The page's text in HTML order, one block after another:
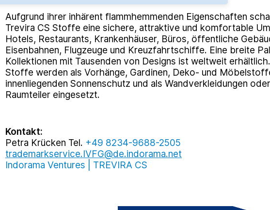
Aufgrund ihrer inhärent flammhemmenden Eigenschaften
Trevira CS Stoffe eine sichere, attraktive und komfortable
Hotels, Restaurants, Krankenhäuser, Büros, öffentliche
Eisenbahnen, Flugzeuge und Kreuzfahrtschiffe. Eine breite
Kollektionen mit Tausenden von Designs ist weltweit
Stoffe werden als Vorhänge, Gardinen, Deko- und
innenliegenden Sonnenschutz und als Wandverkleidungen oder
Raumteiler eingesetzt.
Kontakt:
Petra Krücken Tel. +49 8234-9688-2505
trademarkservice.IVFG@de.indorama.net
Indorama Ventures | TREVIRA CS